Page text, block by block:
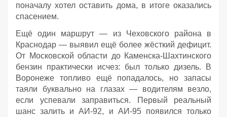
поначалу хотел оставить дома, в итоге оказались
спасением.
Ещё один маршрут — из Чеховского района в
Краснодар — выявил ещё более жёсткий дефицит.
От Московской области до Каменска‑Шахтинского
бензин практически исчез: был только дизель. В
Воронеже топливо ещё попадалось, но запасы
таяли буквально на глазах — водителям везло,
если успевали заправиться. Первый реальный
шанс залить и АИ‑92, и АИ‑95 появился только